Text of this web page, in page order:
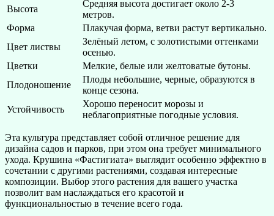
Высота
Средняя высота достигает около 2-3
метров.
Форма
Плакучая форма, ветви растут вертикально.
Цвет листвы
Зелёный летом, с золотистыми оттенками
осенью.
Цветки
Мелкие, белые или желтоватые бутоны.
Плодоношение
Плоды небольшие, черные, образуются в
конце сезона.
Устойчивость
Хорошо переносит морозы и
неблагоприятные погодные условия.
Эта культура представляет собой отличное решение для
дизайна садов и парков, при этом она требует минимального
ухода. Крушина «Фастигиата» выглядит особенно эффектно в
сочетании с другими растениями, создавая интересные
композиции. Выбор этого растения для вашего участка
позволит вам наслаждаться его красотой и
функциональностью в течение всего года.